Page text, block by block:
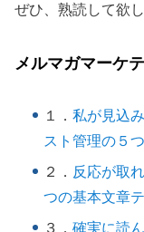
ぜひ、熟読して欲し
メルマガマーケ
１． 私が見込
スト管理の５
２． 反応が取
つの基本文章
３． 確実に読